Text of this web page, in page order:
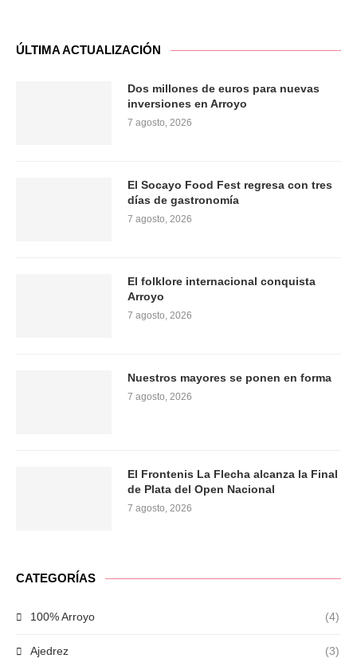
ÚLTIMA ACTUALIZACIÓN
Dos millones de euros para nuevas
inversiones en Arroyo
7 agosto, 2026
El Socayo Food Fest regresa con tres
días de gastronomía
7 agosto, 2026
El folklore internacional conquista
Arroyo
7 agosto, 2026
Nuestros mayores se ponen en forma
7 agosto, 2026
El Frontenis La Flecha alcanza la Final
de Plata del Open Nacional
7 agosto, 2026
CATEGORÍAS
100% Arroyo (4)
Ajedrez (3)